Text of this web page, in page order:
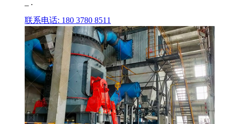
_ .
联系电话: 180 3780 8511